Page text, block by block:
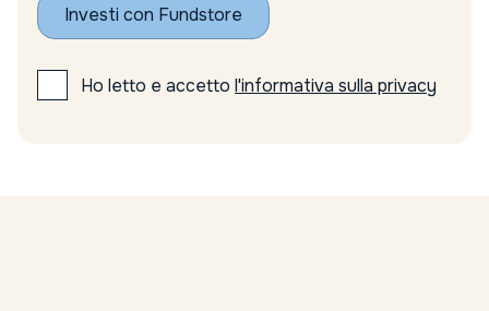
Investi con Fundstore
Ho letto e accetto l'informativa sulla privacy